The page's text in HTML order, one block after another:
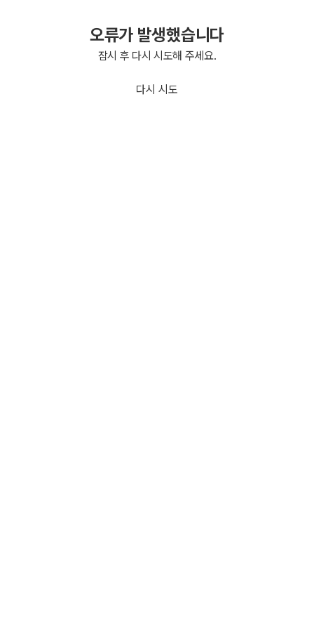
오류가 발생했습니다
잠시 후 다시 시도해 주세요.
다시 시도